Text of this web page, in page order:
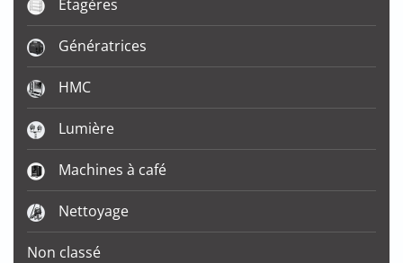
Etagères
Génératrices
HMC
Lumière
Machines à café
Nettoyage
Non classé